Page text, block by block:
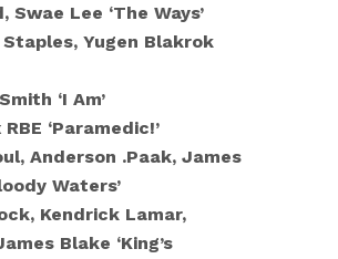
Swae Lee ‘The Ways’
Yugen Blakrok
‘I Am’
RBE ‘Paramedic!’
Anderson .Paak, James
Waters’
Kendrick Lamar,
Blake ‘King’s